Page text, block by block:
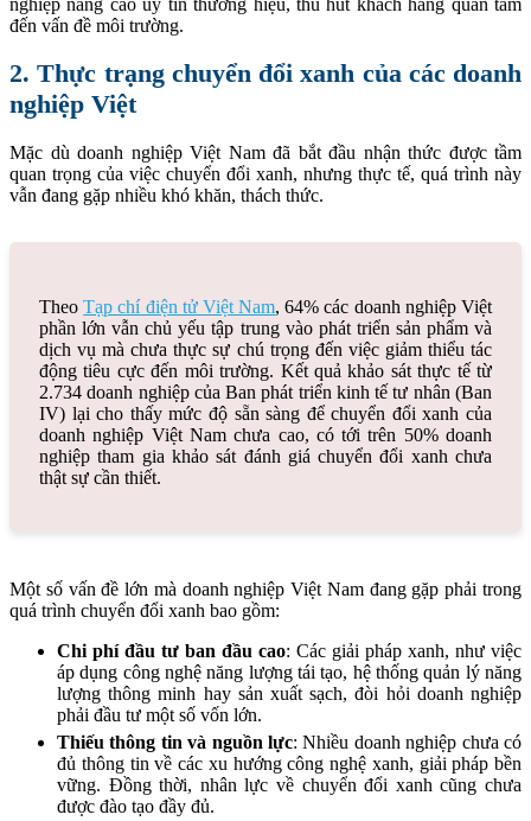
nghiệp nâng cao uy tín thương hiệu, thu hút khách hàng quan tâm
đến vấn đề môi trường.
2. Thực trạng chuyển đổi xanh của các doanh
nghiệp Việt
Mặc dù doanh nghiệp Việt Nam đã bắt đầu nhận thức được tầm
quan trọng của việc chuyển đổi xanh, nhưng thực tế, quá trình này
vẫn đang gặp nhiều khó khăn, thách thức.
TheoTạp chí điện tử Việt Nam, 64% các doanh nghiệp Việt
phần lớn vẫn chủ yếu tập trung vào phát triển sản phẩm và
dịch vụ mà chưa thực sự chú trọng đến việc giảm thiểu tác
động tiêu cực đến môi trường. Kết quả khảo sát thực tế từ
2.734 doanh nghiệp của Ban phát triển kinh tế tư nhân (Ban
IV) lại cho thấy mức độ sẵn sàng để chuyển đổi xanh của
doanh nghiệp Việt Nam chưa cao, có tới trên 50% doanh
nghiệp tham gia khảo sát đánh giá chuyển đổi xanh chưa
thật sự cần thiết.
Một số vấn đề lớn mà doanh nghiệp Việt Nam đang gặp phải trong
quá trình chuyển đổi xanh bao gồm:
Chi phí đầu tư ban đầu cao: Các giải pháp xanh, như việc
áp dụng công nghệ năng lượng tái tạo, hệ thống quản lý năng
lượng thông minh hay sản xuất sạch, đòi hỏi doanh nghiệp
phải đầu tư một số vốn lớn.
Thiếu thông tin và nguồn lực: Nhiều doanh nghiệp chưa có
đủ thông tin về các xu hướng công nghệ xanh, giải pháp bền
vững. Đồng thời, nhân lực về chuyển đổi xanh cũng chưa
được đào tạo đầy đủ.